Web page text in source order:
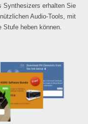
Synthesizers erhalten Sie
Audio-Tools, mit
Stufe heben können.